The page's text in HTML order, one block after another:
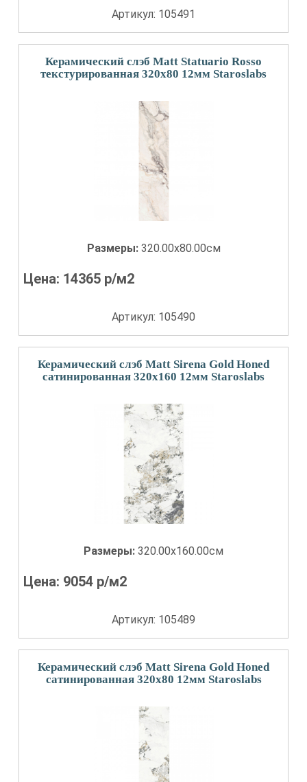
Артикул: 105491
Керамический слэб Matt Statuario Rosso
текстурированная 320x80 12мм Staroslabs
Размеры: 320.00x80.00см
Цена: 14365 р/м2
Артикул: 105490
Керамический слэб Matt Sirena Gold Honed
сатинированная 320x160 12мм Staroslabs
Размеры: 320.00x160.00см
Цена: 9054 р/м2
Артикул: 105489
Керамический слэб Matt Sirena Gold Honed
сатинированная 320x80 12мм Staroslabs